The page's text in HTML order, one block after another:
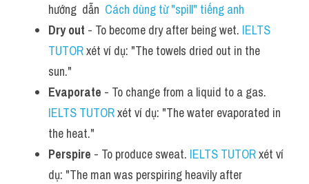
hướng  dẫn Cách dùng từ "spill" tiếng anh
Dry out - To become dry after being wet. IELTS
TUTOR xét ví dụ: "The towels dried out in the
sun."
Evaporate
IELTS TUTOR xét ví dụ: "The water evaporated in
the heat."
Perspire - To produce sweat. IELTS TUTOR xét ví
dụ: "The man was perspiring heavily after